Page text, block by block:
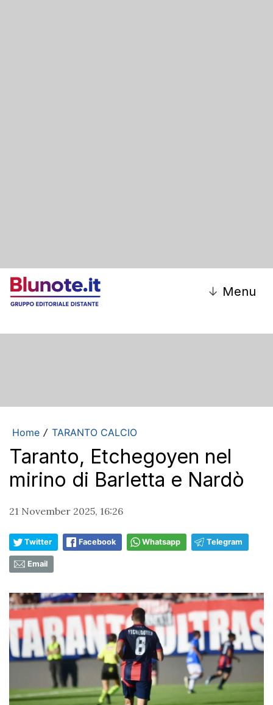
↓ Menu
Home / TARANTO CALCIO
Taranto, Etchegoyen nel
mirino di Barletta e Nardò
21 November 2025, 16:26
Twitter Facebook Whatsapp Telegram
Email